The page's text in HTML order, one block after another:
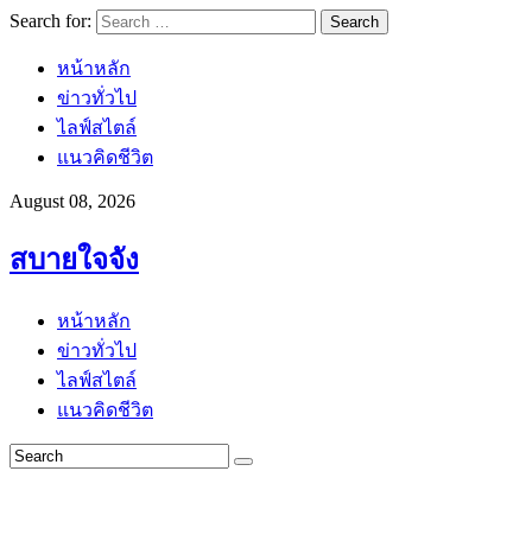
Search for:
หน้าหลัก
ข่าวทั่วไป
ไลฟ์สไตล์
แนวคิดชีวิต
August 08, 2026
สบายใจจัง
หน้าหลัก
ข่าวทั่วไป
ไลฟ์สไตล์
แนวคิดชีวิต